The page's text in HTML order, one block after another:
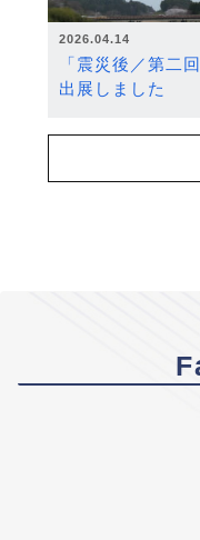
2026.04.14
「震災後／第二
出展しました